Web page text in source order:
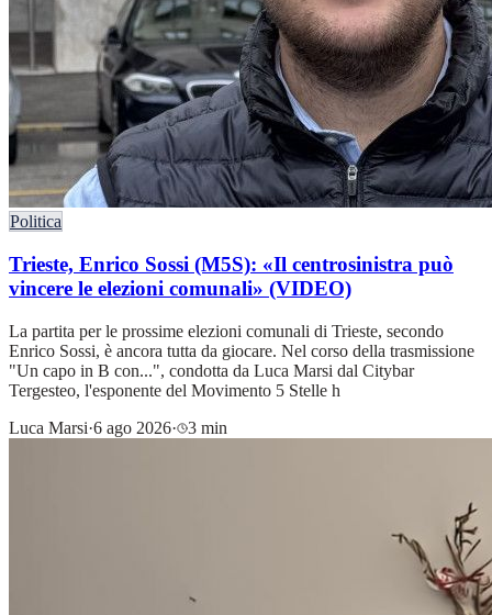
Politica
Trieste, Enrico Sossi (M5S): «Il centrosinistra può
vincere le elezioni comunali» (VIDEO)
La partita per le prossime elezioni comunali di Trieste, secondo
Enrico Sossi, è ancora tutta da giocare. Nel corso della trasmissione
"Un capo in B con...", condotta da Luca Marsi dal Citybar
Tergesteo, l'esponente del Movimento 5 Stelle h
Luca Marsi·6 ago 2026· 3 min